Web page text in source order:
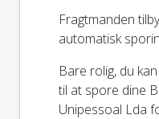
Fragtmanden
automatisk
Bare rolig, du
til at spore dine
Unipessoal Lda